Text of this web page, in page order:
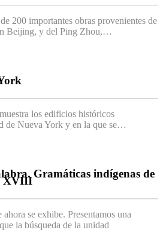
200 importantes obras provenientes de
Beijing, y del Ping Zhou,…
los edificios históricos
de Nueva York y en la que se…
Gramáticas indígenas de
XVIII
se exhibe. Presentamos una
la búsqueda de la unidad